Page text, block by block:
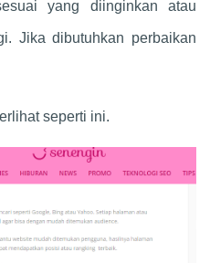
yang diinginkan atau
Jika dibutuhkan perbaikan
seperti ini.